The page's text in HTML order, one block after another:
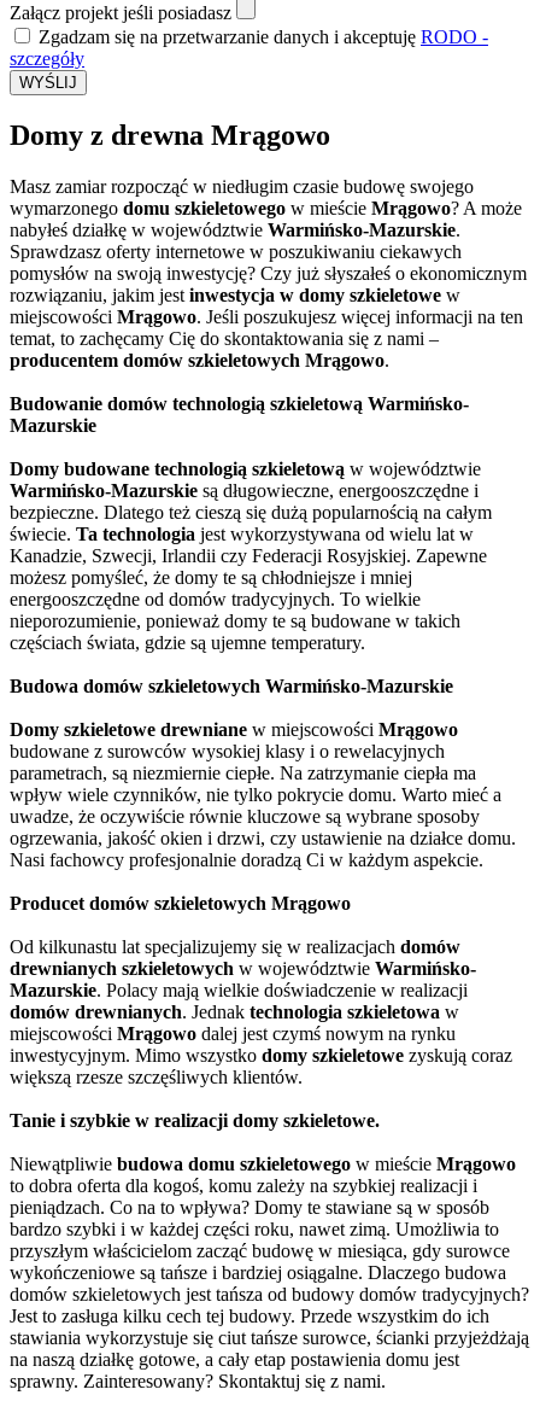
Załącz projekt jeśli posiadasz
Zgadzam się na przetwarzanie danych i akceptuję RODO -
szczegóły
WYŚLIJ
Domy z drewna Mrągowo
Masz zamiar rozpocząć w niedługim czasie budowę swojego
wymarzonego domu szkieletowego w mieście Mrągowo? A może
nabyłeś działkę w województwie Warmińsko-Mazurskie.
Sprawdzasz oferty internetowe w poszukiwaniu ciekawych
pomysłów na swoją inwestycję? Czy już słyszałeś o ekonomicznym
rozwiązaniu, jakim jest inwestycja w domy szkieletowe w
miejscowości Mrągowo. Jeśli poszukujesz więcej informacji na ten
temat, to zachęcamy Cię do skontaktowania się z nami –
producentem domów szkieletowych Mrągowo.
Budowanie domów technologią szkieletową Warmińsko-
Mazurskie
Domy budowane technologią szkieletową w województwie
Warmińsko-Mazurskie są długowieczne, energooszczędne i
bezpieczne. Dlatego też cieszą się dużą popularnością na całym
świecie. Ta technologia jest wykorzystywana od wielu lat w
Kanadzie, Szwecji, Irlandii czy Federacji Rosyjskiej. Zapewne
możesz pomyśleć, że domy te są chłodniejsze i mniej
energooszczędne od domów tradycyjnych. To wielkie
nieporozumienie, ponieważ domy te są budowane w takich
częściach świata, gdzie są ujemne temperatury.
Budowa domów szkieletowych Warmińsko-Mazurskie
Domy szkieletowe drewniane w miejscowości Mrągowo
budowane z surowców wysokiej klasy i o rewelacyjnych
parametrach, są niezmiernie ciepłe. Na zatrzymanie ciepła ma
wpływ wiele czynników, nie tylko pokrycie domu. Warto mieć a
uwadze, że oczywiście równie kluczowe są wybrane sposoby
ogrzewania, jakość okien i drzwi, czy ustawienie na działce domu.
Nasi fachowcy profesjonalnie doradzą Ci w każdym aspekcie.
Producet domów szkieletowych Mrągowo
Od kilkunastu lat specjalizujemy się w realizacjach domów
drewnianych szkieletowych w województwie Warmińsko-
Mazurskie. Polacy mają wielkie doświadczenie w realizacji
domów drewnianych. Jednak technologia szkieletowa w
miejscowości Mrągowo dalej jest czymś nowym na rynku
inwestycyjnym. Mimo wszystko domy szkieletowe zyskują coraz
większą rzesze szczęśliwych klientów.
Tanie i szybkie w realizacji domy szkieletowe.
Niewątpliwie budowa domu szkieletowego w mieście Mrągowo
to dobra oferta dla kogoś, komu zależy na szybkiej realizacji i
pieniądzach. Co na to wpływa? Domy te stawiane są w sposób
bardzo szybki i w każdej części roku, nawet zimą. Umożliwia to
przyszłym właścicielom zacząć budowę w miesiąca, gdy surowce
wykończeniowe są tańsze i bardziej osiągalne. Dlaczego budowa
domów szkieletowych jest tańsza od budowy domów tradycyjnych?
Jest to zasługa kilku cech tej budowy. Przede wszystkim do ich
stawiania wykorzystuje się ciut tańsze surowce, ścianki przyjeżdżają
na naszą działkę gotowe, a cały etap postawienia domu jest
sprawny. Zainteresowany? Skontaktuj się z nami.